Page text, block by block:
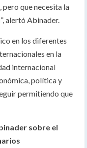
que necesita la
alertó Abinader.
en los diferentes
en la
internacional
política y
permitiendo que
sobre el